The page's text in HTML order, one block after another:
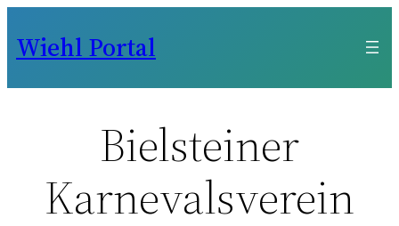
Inhalt
Wiehl Portal
Bielsteiner
Karnevalsverein